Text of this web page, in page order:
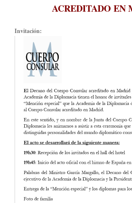
ACREDITADO EN
Invitación: